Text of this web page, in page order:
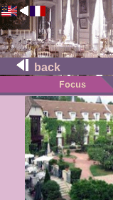
back